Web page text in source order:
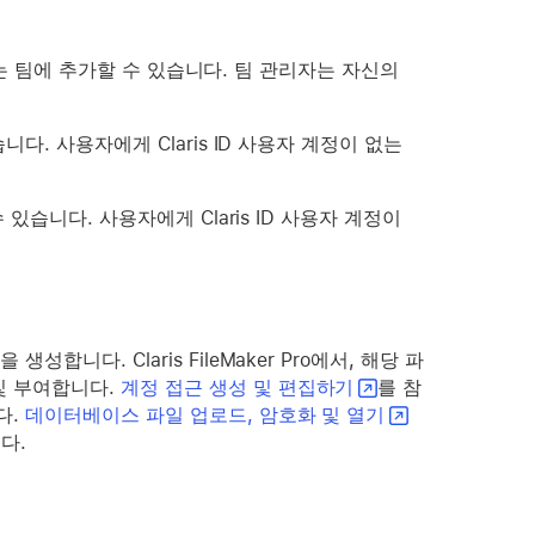
에 추가할 수 있습니다. 팀 관리자는 자신의
다. 사용자에게 Claris ID 사용자 계정이 없는
습니다. 사용자에게 Claris ID 사용자 계정이
생성합니다. Claris FileMaker Pro에서, 해당 파
부여합니다. 계정 접근 생성 및 편집하기
를 참
.데이터베이스 파일 업로드, 암호화 및 열기
.